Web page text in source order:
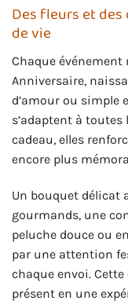
Des fleurs et
de vie
Chaque
Anniversaire,
d’amour ou simple
s’adaptent à toutes
cadeau, elles
encore plus
Un bouquet délicat
gourmands, une
peluche douce ou
par une attention
chaque envoi.
présent en une